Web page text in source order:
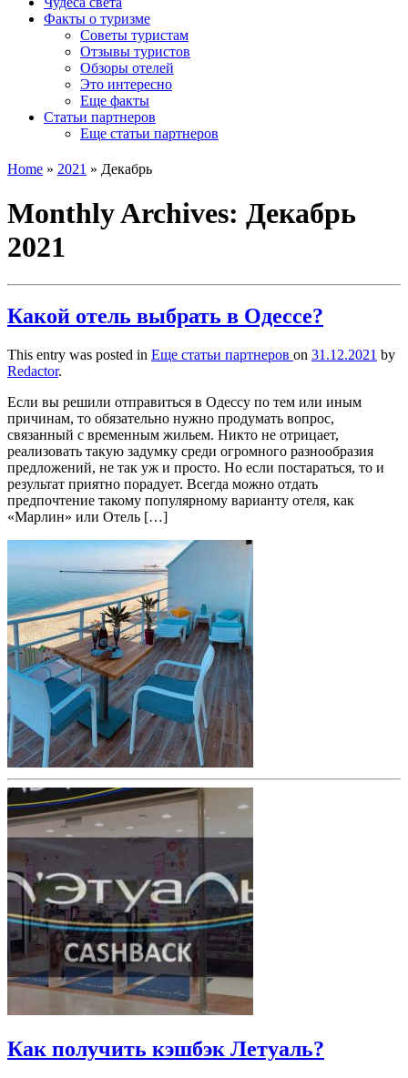
Факты о туризме
Советы туристам
Отзывы туристов
Обзоры отелей
Это интересно
Еще факты
Статьи партнеров
Еще статьи партнеров
Home » 2021 » Декабрь
Monthly Archives: Декабрь
2021
Какой отель выбрать в Одессе?
This entry was posted in Еще статьи партнеров on 31.12.2021 by
Redactor.
Если вы решили отправиться в Одессу по тем или иным
причинам, то обязательно нужно продумать вопрос,
связанный с временным жильем. Никто не отрицает,
реализовать такую задумку среди огромного разнообразия
предложений, не так уж и просто. Но если постараться, то и
результат приятно порадует. Всегда можно отдать
предпочтение такому популярному варианту отеля, как
«Марлин» или Отель […]
Как получить кэшбэк Летуаль?